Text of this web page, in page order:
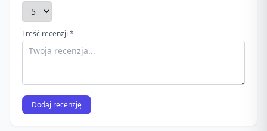
Treść recenzji *
Dodaj recenzję